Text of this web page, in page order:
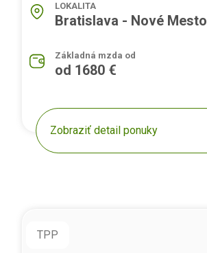
LOKALITA
Bratislava - Nové Mesto
Základná mzda od
od 1680 €
Zobraziť detail ponuky
TPP